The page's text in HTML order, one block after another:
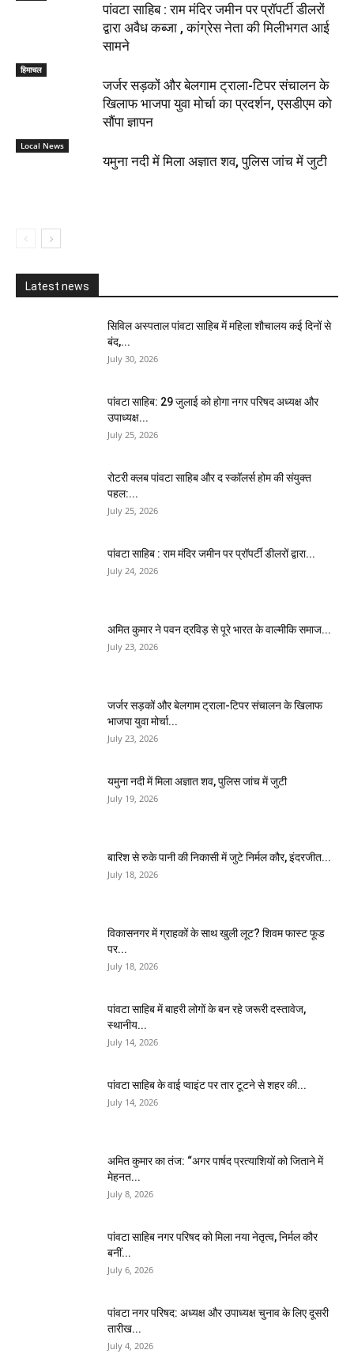
पांवटा साहिब : राम मंदिर जमीन पर प्रॉपर्टी डीलरों
द्वारा अवैध कब्जा , कांग्रेस नेता की मिलीभगत आई
सामने
हिमाचल
जर्जर सड़कों और बेलगाम ट्राला-टिपर संचालन के
खिलाफ भाजपा युवा मोर्चा का प्रदर्शन, एसडीएम को
सौंपा ज्ञापन
Local News
यमुना नदी में मिला अज्ञात शव, पुलिस जांच में जुटी
Latest news
सिविल अस्पताल पांवटा साहिब में महिला शौचालय कई दिनों से
बंद,...
July 30, 2026
पांवटा साहिब: 29 जुलाई को होगा नगर परिषद अध्यक्ष और
उपाध्यक्ष...
July 25, 2026
​रोटरी क्लब पांवटा साहिब और द स्कॉलर्स होम की संयुक्त
पहल:...
July 25, 2026
पांवटा साहिब : राम मंदिर जमीन पर प्रॉपर्टी डीलरों द्वारा...
July 24, 2026
अमित कुमार ने पवन द्रविड़ से पूरे भारत के वाल्मीकि समाज...
July 23, 2026
जर्जर सड़कों और बेलगाम ट्राला-टिपर संचालन के खिलाफ
भाजपा युवा मोर्चा...
July 23, 2026
यमुना नदी में मिला अज्ञात शव, पुलिस जांच में जुटी
July 19, 2026
बारिश से रुके पानी की निकासी में जुटे निर्मल कौर, इंदरजीत...
July 18, 2026
विकासनगर में ग्राहकों के साथ खुली लूट? शिवम फास्ट फूड
पर...
July 18, 2026
पांवटा साहिब में बाहरी लोगों के बन रहे जरूरी दस्तावेज,
स्थानीय...
July 14, 2026
पांवटा साहिब के वाई प्वाइंट पर तार टूटने से शहर की...
July 14, 2026
अमित कुमार का तंज: “अगर पार्षद प्रत्याशियों को जिताने में
मेहनत...
July 8, 2026
पांवटा साहिब नगर परिषद को मिला नया नेतृत्व, निर्मल कौर
बनीं...
July 6, 2026
पांवटा नगर परिषद: अध्यक्ष और उपाध्यक्ष चुनाव के लिए दूसरी
तारीख...
July 4, 2026